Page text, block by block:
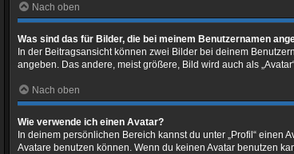
Nach oben
Was sind das für Bilder, die bei meinem Benutzernamen
In der Beitragsansicht können zwei Bilder bei deinem
angeben. Das andere, meist größere, Bild wird auch als
Nach oben
Wie verwende ich einen Avatar?
In deinem persönlichen Bereich kannst du unter „Profil“
Avatare benutzen können. Wenn du keinen Avatar benutzen